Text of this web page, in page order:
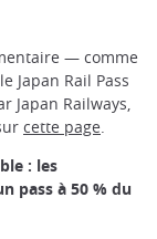
— comme
Japan Rail Pass
Japan Railways,
cette page.
: les
pass à 50 % du